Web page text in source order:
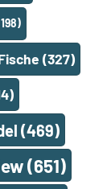
(327)
(469)
(651)